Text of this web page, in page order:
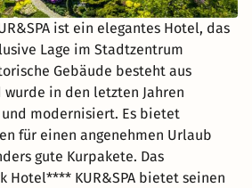
ist ein elegantes Hotel, das
Lage im Stadtzentrum
Gebäude besteht aus
in den letzten Jahren
modernisiert. Es bietet
für einen angenehmen Urlaub
gute Kurpakete. Das
Hotel**** KUR&SPA bietet seinen